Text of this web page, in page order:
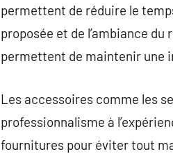
permettent de réduire le
proposée et de l’ambiance
permettent de maintenir une
Les accessoires comme les
professionnalisme à
fournitures pour éviter tout